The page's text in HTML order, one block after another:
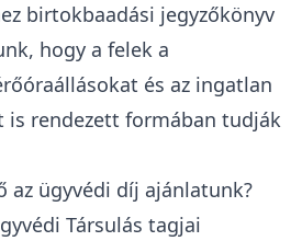
birtokbaadási jegyzőkönyv
hogy a felek a
és az ingatlan
is rendezett formában tudják
az ügyvédi díj ajánlatunk?
Társulás tagjai